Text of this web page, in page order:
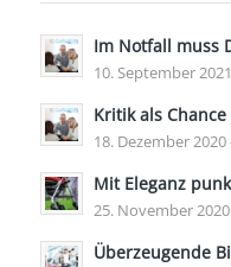
Im Notfall muss
10. September
Kritik als Chance
18. Dezember 2020
Mit Eleganz
25. November 2020
Überzeugende